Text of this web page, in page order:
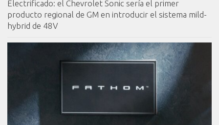
Electrificado: el Chevrolet Sonic sería el primer
producto regional de GM en introducir el sistema mild-
hybrid de 48V